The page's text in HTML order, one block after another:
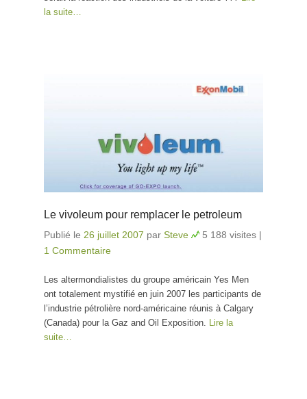
la suite…
Le vivoleum pour remplacer le petroleum
Publié le 26 juillet 2007 par Steve 5 188 visites |
1 Commentaire
Les altermondialistes du groupe américain Yes Men
ont totalement mystifié en juin 2007 les participants de
l’industrie pétrolière nord-américaine réunis à Calgary
(Canada) pour la Gaz and Oil Exposition. Lire la
suite…